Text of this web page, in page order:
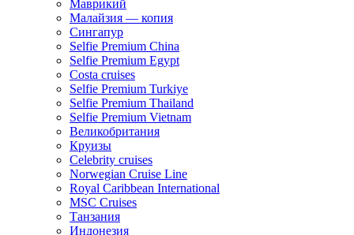
Маврикий
Малайзия — копия
Сингапур
Selfie Premium China
Selfie Premium Egypt
Costa cruises
Selfie Premium Turkiye
Selfie Premium Thailand
Selfie Premium Vietnam
Великобритания
Круизы
Celebrity cruises
Norwegian Cruise Line
Royal Caribbean International
MSC Cruises
Танзания
Индонезия